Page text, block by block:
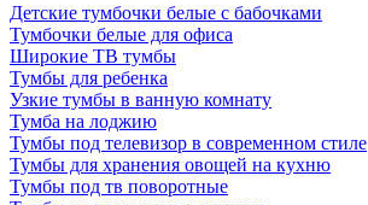
Детские тумбочки белые с бабочками
Тумбочки белые для офиса
Широкие ТВ тумбы
Тумбы для ребенка
Узкие тумбы в ванную комнату
Тумба на ло​джию
Тумбы под телевизор в современном стиле
Тумбы для хранения овощей на кухню
Тумбы под тв поворотные